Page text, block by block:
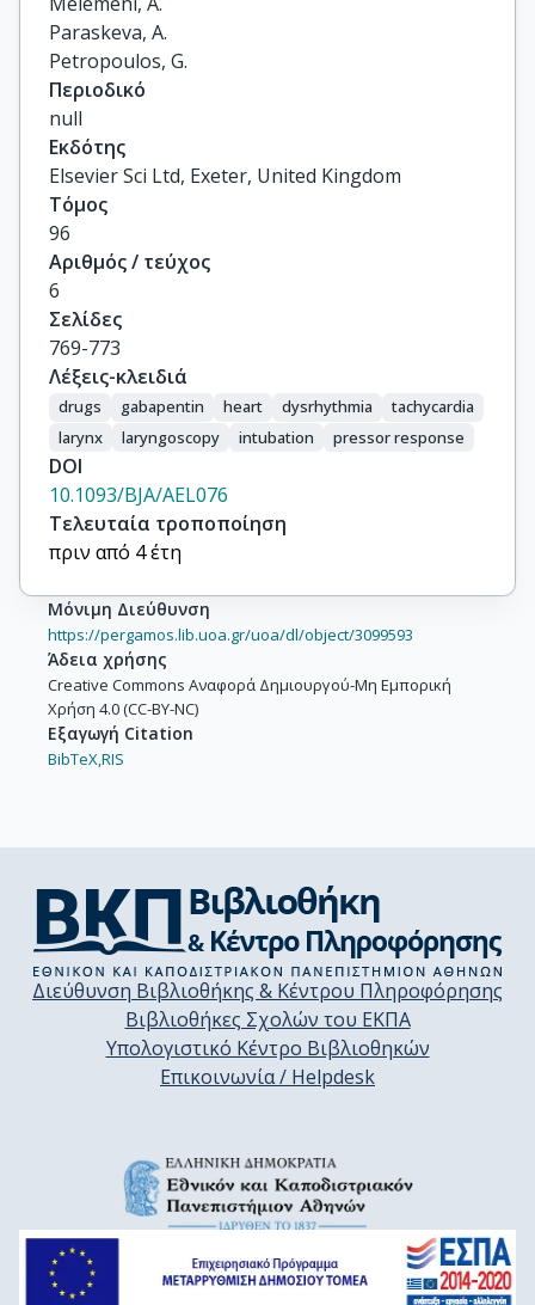
Paraskeva, A.
Petropoulos, G.
Περιοδικό
null
Εκδότης
Elsevier Sci Ltd, Exeter, United Kingdom
Τόμος
96
Αριθμός / τεύχος
6
Σελίδες
769-773
Λέξεις-κλειδιά
drugs gabapentin heart dysrhythmia
tachycardia
larynx
laryngoscopy intubation pressor response
DOI
10.1093/BJA/AEL076
Τελευταία τροποποίηση
πριν από 4 έτη
Μόνιμη Διεύθυνση
https://pergamos.lib.uoa.gr/uoa/dl/object/3099593
Άδεια χρήσης
Creative Commons Αναφορά Δημιουργού-Μη Εμπορική
Χρήση 4.0 (CC-BY-NC)
Εξαγωγή Citation
BibTeX,RIS
Διεύθυνση Βιβλιοθήκης & Κέντρου Πληροφόρησης
Βιβλιοθήκες Σχολών του ΕΚΠΑ
Υπολογιστικό Κέντρο Βιβλιοθηκών
Επικοινωνία / Helpdesk